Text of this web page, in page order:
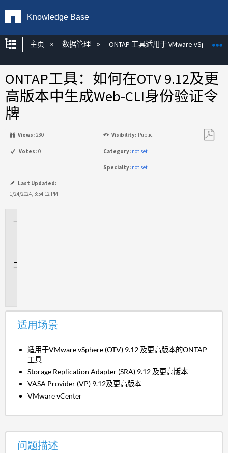
Knowledge Base
扩展/隐缩全局层次
主页 数据管理 ONTAP 工具适用于 VMware vSphere
ONTAP工具：如何在OTV 9.12及更
高版本中生成Web-CLI身份验证令
牌
Views: 280 Visibility: Public
Votes: 0 Category: not set
Specialty: not set
Last Updated:
1/24/2024, 3:54:12 PM
适用场景
适用于VMware vSphere (OTV) 9.12 及更高版本的ONTAP
工具
Storage Replication Adapter (SRA) 9.12 及更高版本
VASA Provider (VP) 9.12及更高版本
VMware vCenter
问题描述